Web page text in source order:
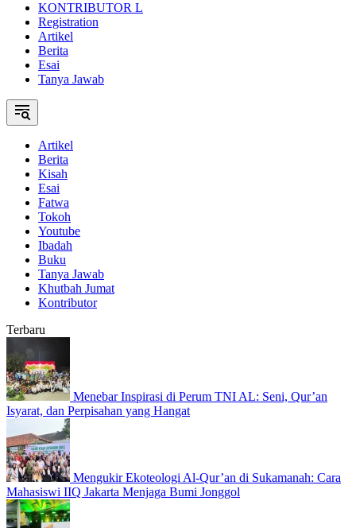
KONTRIBUTOR L
Registration
Artikel
Berita
Esai
Tanya Jawab
Artikel
Berita
Kisah
Esai
Fatwa
Tokoh
Youtube
Ibadah
Buku
Tanya Jawab
Khutbah Jumat
Kontributor
Terbaru
Menebar Inspirasi di Perum TNI AL: Seni, Qur’an
Isyarat, dan Perpisahan yang Hangat
Mengukir Ekoteologi Al-Qur’an di Sukamanah: Cara
Mahasiswi IIQ Jakarta Menjaga Bumi Jonggol